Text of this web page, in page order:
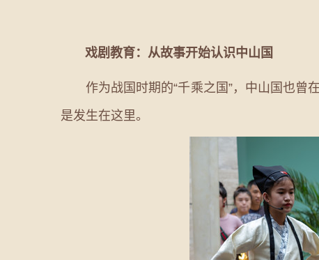
戏剧教育：从故事开始认识中山国
作为战国时期的“千乘之国”，中山国也曾在
是发生在这里。